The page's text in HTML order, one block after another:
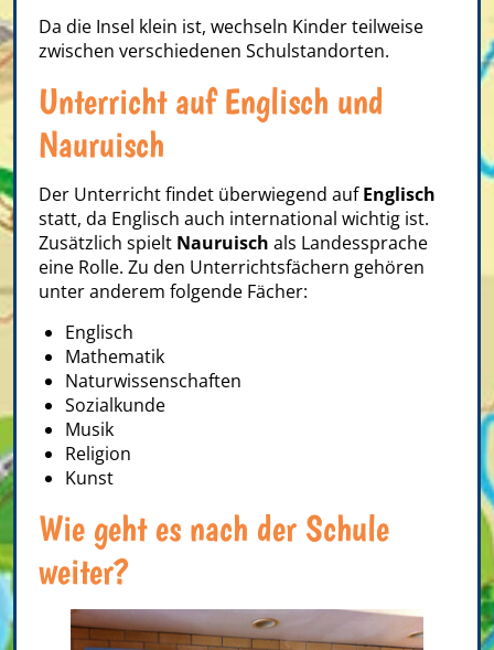
Da die Insel klein ist, wechseln Kinder teilweise
zwischen verschiedenen Schulstandorten.
Unterricht auf Englisch und
Nauruisch
Der Unterricht findet überwiegend aufEnglisch
statt, da Englisch auch international wichtig ist.
Zusätzlich spielt Nauruisch als Landessprache
eine Rolle. Zu den Unterrichtsfächern gehören
unter anderem folgende Fächer:
Englisch
Mathematik
Naturwissenschaften
Sozialkunde
Musik
Religion
Kunst
Wie geht es nach der Schule
weiter?